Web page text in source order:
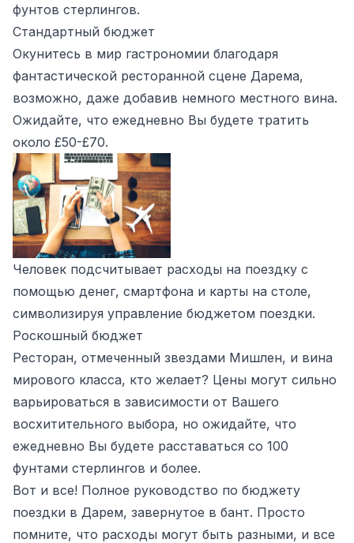
фунтов стерлингов.
Стандартный бюджет
Окунитесь в мир гастрономии благодаря
фантастической ресторанной сцене Дарема,
возможно, даже добавив немного местного вина.
Ожидайте, что ежедневно Вы будете тратить
около £50-£70.
Человек подсчитывает расходы на поездку с
помощью денег, смартфона и карты на столе,
символизируя управление бюджетом поездки.
Роскошный бюджет
Ресторан, отмеченный звездами Мишлен, и вина
мирового класса, кто желает? Цены могут сильно
варьироваться в зависимости от Вашего
восхитительного выбора, но ожидайте, что
ежедневно Вы будете расставаться со 100
фунтами стерлингов и более.
Вот и все! Полное руководство по бюджету
поездки в Дарем, завернутое в бант. Просто
помните, что расходы могут быть разными, и все